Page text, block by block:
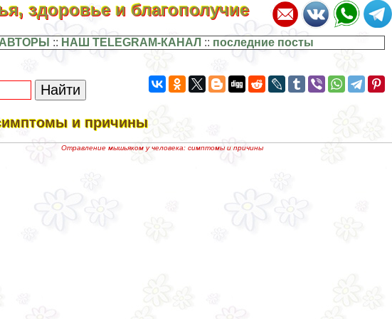
здоровье и благополучие
:: НАШ TELEGRAM-КАНАЛ :: последние посты
и причины